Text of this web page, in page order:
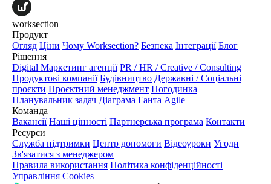
worksection
Продукт
Огляд Ціни Чому Worksection? Безпека Інтеграції Блог
Рішення
Digital Маркетинг агенції PR / HR / Creative / Consulting
Продуктові компанії Будівництво Державні / Соціальні
проєкти Проєктний менеджмент Погодинка
Планувальник задач Діаграма Ганта Agile
Команда
Вакансії Наші цінності Партнерська програма Контакти
Ресурси
Служба підтримки Центр допомоги Відеоуроки Угоди
Зв'язатися з менеджером
Правила використання Політика конфіденційності
Управління Cookies